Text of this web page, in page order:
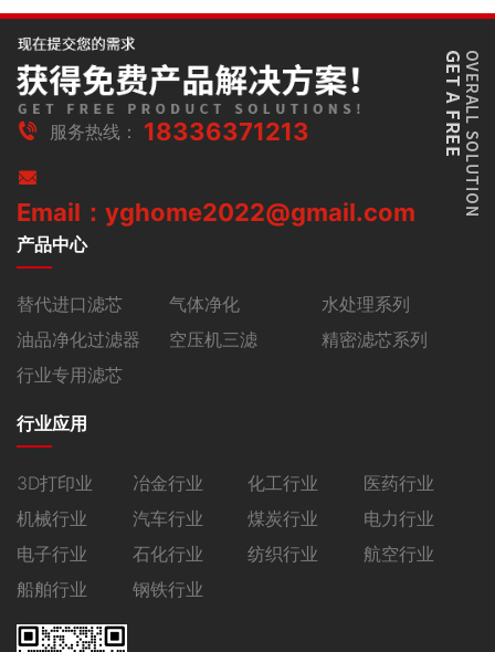
服务热线： 18336371213
Email：yghome2022@gmail.com
产品中心
替代进口滤芯 气体净化
水处理系列
油品净化过滤器
空压机三滤
精密滤芯系列
行业专用滤芯
行业应用
3D打印业 冶金行业 化工行业
医药行业
机械行业
汽车行业 煤炭行业
电力行业
电子行业
石化行业 纺织行业
航空行业
船舶行业
钢铁行业